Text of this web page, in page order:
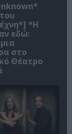
*Η
εδώ:
στο
Θέατρο